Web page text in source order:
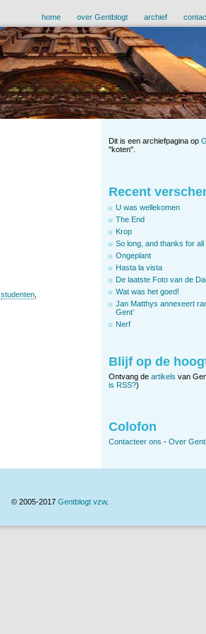
home over Gentblogt archief
studenten
Dit is een archiefpagina op
"koten".
Recent
U was wellekomen
The End
Krop
So long, and thanks for all
Ongeplant
Hasta la vista
De laatste Foto van de
Wat was het goed!
Jan Matthys annexeert
Gent’
Nerf
Blijf op de
Ontvang de artikels van
is RSS?)
Colofon
Contacteer ons - Over
© 2005-2017 Gentblogt vzw.